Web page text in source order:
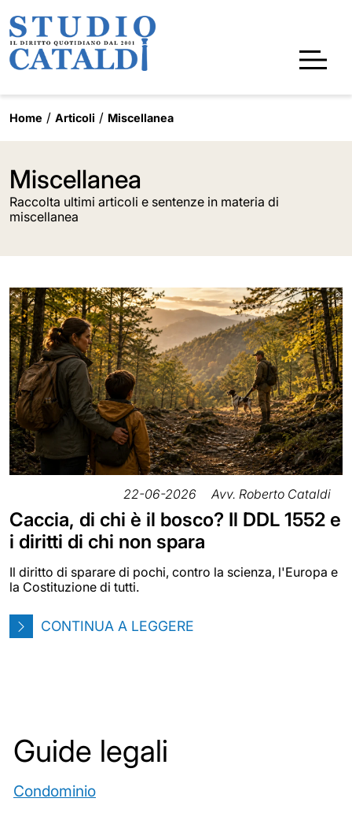
Home Articoli Miscellanea
Miscellanea
Raccolta ultimi articoli e sentenze in materia di
miscellanea
22-06-2026 Avv. Roberto Cataldi
Caccia, di chi è il bosco? Il DDL 1552 e
i diritti di chi non spara
Il diritto di sparare di pochi, contro la scienza, l'Europa e
la Costituzione di tutti.
CONTINUA A LEGGERE
Guide legali
Condominio